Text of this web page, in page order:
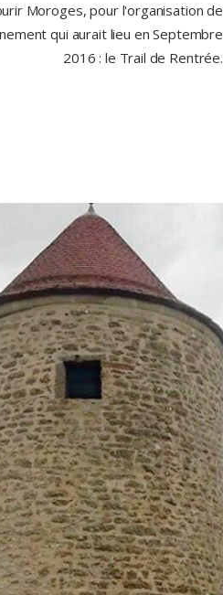
Moroges, pour l'organisation de
qui aurait lieu en Septembre
2016 : le Trail de Rentrée.